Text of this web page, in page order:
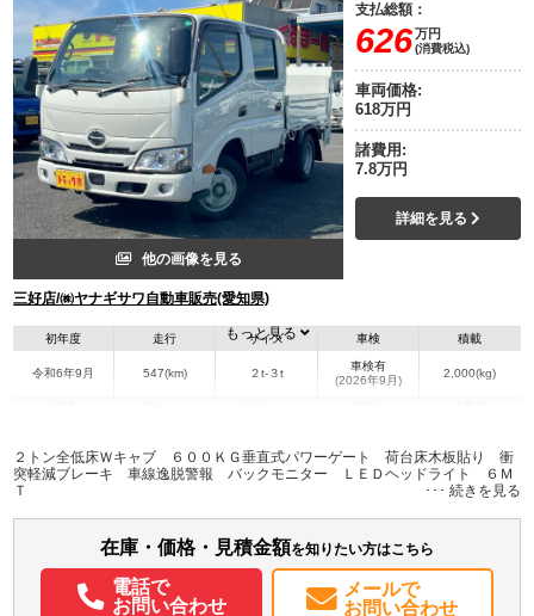
他の画像を見る
三好店/㈱ヤナギサワ自動車販売(愛知県)
支払総額：
626万円
(消費税込)
車両価格:
618万円
諸費用:
7.8万円
詳細を見る
初年度
令和6年9月
走行
547(km)
サイズ
２t-３t
車検
車検有
(2026年9月)
積載
2,000(kg)
愛知県
W:1,610
H:370
W:1,690
H:1,980
無
パワステ パワーウィンドウ ABS エアバッグ
電動格納ミラー
バックモニター
取扱説明書（一部含む）
もっと見る
２トン全低床Ｗキャブ ６００ＫＧ垂直式パワーゲート 荷台床木板貼り 衝
突軽減ブレーキ 車線逸脱警報 バックモニター ＬＥＤヘッドライト ６Ｍ
Ｔ
在庫・価格・見積金額を知りたい方はこちら
電話で
お問い合わせ
メールで
お問い合わせ